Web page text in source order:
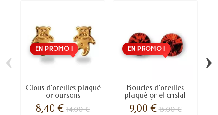
EN PROMO !
Clous d'oreilles plaqué
or oursons
8,40 € 14,00 €
EN PROMO !
Boucles d'oreilles
plaqué or et cristal
de...
9,00 €15,00 €
‹ ›